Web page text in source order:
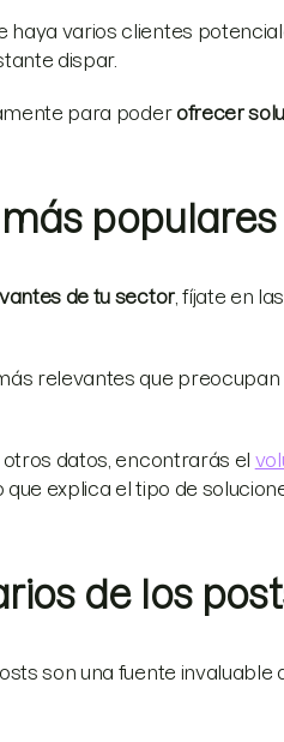
haya varios clientes
dispar.
para poder ofrecer
más
de tu sector, fíjate en
relevantes que preocupan
datos, encontrarás el
explica el tipo de
de los
son una fuente